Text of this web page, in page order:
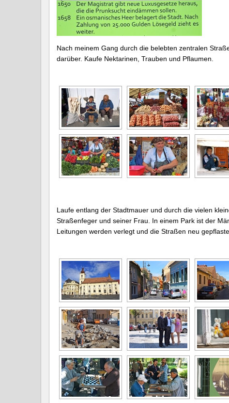
Nach meinem Gang durch die belebten zentralen
darüber. Kaufe Nektarinen, Trauben und Pflaumen.
Laufe entlang der Stadtmauer und durch die vielen
Straßenfeger und seiner Frau. In einem Park ist der
Leitungen werden verlegt und die Straßen neu